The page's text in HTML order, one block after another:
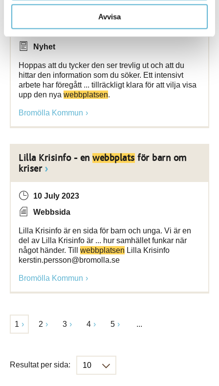
Avvisa
kommuns nyawebbplats
14 November 2023
Nyhet
Hoppas att du tycker den ser trevlig ut och att du
hittar den information som du söker. Ett intensivt
arbete har föregått ... tillräckligt klara för att vilja visa
upp den nya webbplatsen.
Bromölla Kommun
Lilla Krisinfo - en webbplats för barn om
kriser
10 July 2023
Webbsida
Lilla Krisinfo är en sida för barn och unga. Vi är en
del av Lilla Krisinfo är ... hur samhället funkar när
något händer. Till webbplatsen Lilla Krisinfo
kerstin.persson@bromolla.se
Bromölla Kommun
1 2 3 4 5 ...
Resultat per sida: